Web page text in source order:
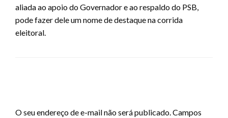
aliada ao apoio do Governador e ao respaldo do PSB,
pode fazer dele um nome de destaque na corrida
eleitoral.
O seu endereço de e-mail não será publicado.Campos